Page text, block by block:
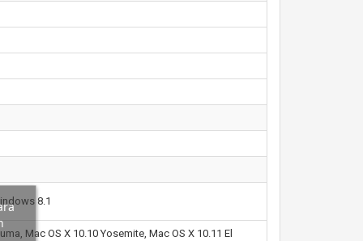
8.1
Mac OS X 10.10 Yosemite, Mac OS X 10.11 El